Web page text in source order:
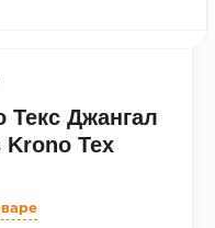
Текс Джангал
Tex